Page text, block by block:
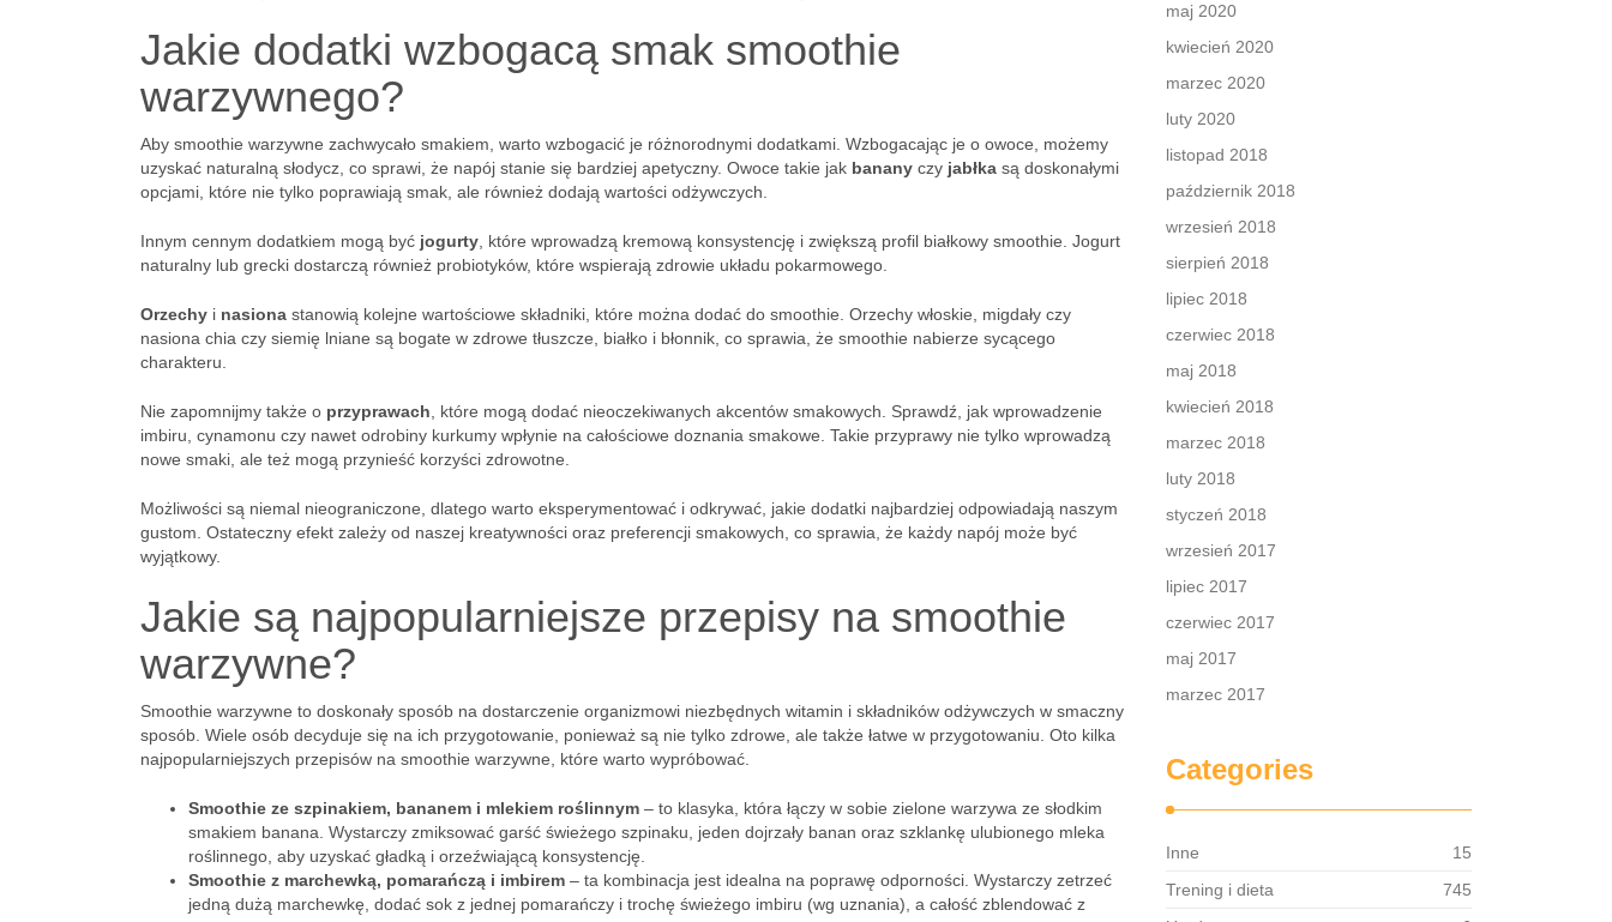
Jakie dodatki wzbogacą smak smoothie
warzywnego?
Aby smoothie warzywne zachwycało smakiem, warto wzbogacić je różnorodnymi dodatkami. Wzbogacając je o owoce, możemy
uzyskać naturalną słodycz, co sprawi, że napój stanie się bardziej apetyczny. Owoce takie jak banany czy jabłka są doskonałymi
opcjami, które nie tylko poprawiają smak, ale również dodają wartości odżywczych.
Innym cennym dodatkiem mogą być jogurty , które wprowadzą kremową konsystencję i zwiększą profil białkowy smoothie. Jogurt
naturalny lub grecki dostarczą również probiotyków, które wspierają zdrowie układu pokarmowego.
Orzechy i nasiona stanowią kolejne wartościowe składniki, które można dodać do smoothie. Orzechy włoskie, migdały czy
nasiona chia czy siemię lniane są bogate w zdrowe tłuszcze, białko i błonnik, co sprawia, że smoothie nabierze sycącego
charakteru.
Nie zapomnijmy także o przyprawach , które mogą dodać nieoczekiwanych akcentów smakowych. Sprawdź, jak wprowadzenie
imbiru, cynamonu czy nawet odrobiny kurkumy wpłynie na całościowe doznania smakowe. Takie przyprawy nie tylko wprowadzą
nowe smaki, ale też mogą przynieść korzyści zdrowotne.
Możliwości są niemal nieograniczone, dlatego warto eksperymentować i odkrywać, jakie dodatki najbardziej odpowiadają naszym
gustom. Ostateczny efekt zależy od naszej kreatywności oraz preferencji smakowych, co sprawia, że każdy napój może być
wyjątkowy.
Jakie są najpopularniejsze przepisy na smoothie
warzywne?
Smoothie warzywne to doskonały sposób na dostarczenie organizmowi niezbędnych witamin i składników odżywczych w smaczny
sposób. Wiele osób decyduje się na ich przygotowanie, ponieważ są nie tylko zdrowe, ale także łatwe w przygotowaniu. Oto kilka
najpopularniejszych przepisów na smoothie warzywne, które warto wypróbować.
Smoothie ze szpinakiem, bananem i mlekiem roślinnym – to klasyka, która łączy w sobie zielone warzywa ze słodkim
smakiem banana. Wystarczy zmiksować garść świeżego szpinaku, jeden dojrzały banan oraz szklankę ulubionego mleka
roślinnego, aby uzyskać gładką i orzeźwiającą konsystencję.
Smoothie z marchewką, pomarańczą i imbirem – ta kombinacja jest idealna na poprawę odporności. Wystarczy zetrzeć
jedną dużą marchewkę, dodać sok z jednej pomarańczy i trochę świeżego imbiru (wg uznania), a całość zblendować z
maj 2020
kwiecień 2020
marzec 2020
luty 2020
listopad 2018
październik 2018
wrzesień 2018
sierpień 2018
lipiec 2018
czerwiec 2018
maj 2018
kwiecień 2018
marzec 2018
luty 2018
styczeń 2018
wrzesień 2017
lipiec 2017
czerwiec 2017
maj 2017
marzec 2017
Categories
Inne
15
Trening i dieta
745